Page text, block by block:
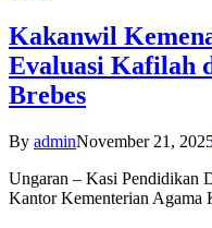
Kakanwil
Evaluasi Kafilah
Brebes
By adminNovember 21,
Ungaran – Kasi Pendidikan
Kantor Kementerian